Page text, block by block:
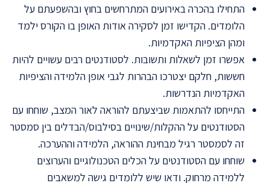
התחילו בהכרה באירועים המתרחשים בחוץ ובהשפעתם על
הלומדים. הקדישו זמן לסקירה אודות האופן בו הקורס ילמד
ומהן הציפיות האקדמיות.
אפשרו זמן לשאלות ותשובות. לסטודנטים רבים עשויים להיות
חששות, חלקם יצטרכו הבהרות לגבי אופן הלמידה והציפיות
האקדמיות הנדרשות.
התייחסו להתאמות שביצעתם להוראה לאור המצב, שוחחו עם
הסטודנטים על ההקלות/שינויים בסילבוס/הבדלים בין סמסטר
זה לסמסטר רגיל מבחינת ההוראה, הלמידה וההערכה.
שוחחו עם הסטודנטים על הכלים הטכנולוגיים והערוצים
ללמידה מרחוק. ודאו שיש ללומדים גישה למשאבים